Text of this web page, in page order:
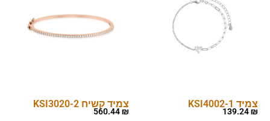
צמיד KSI4002-1
139.24₪
צמיד קשיח KSI3020-2
560.44₪